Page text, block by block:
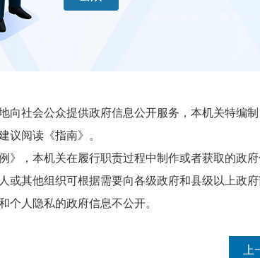
社会公众提供政府信息公开服务，本机关特编制
议阅读《指南》。
，本机关在履行职责过程中制作或者获取的政府
其他组织可根据需要向各级政府和县级以上政府
个人隐私的政府信息不公开。